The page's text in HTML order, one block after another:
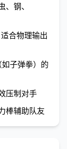
钢、
合物理输出
子弹拳）的
压制对手
棒辅助队友